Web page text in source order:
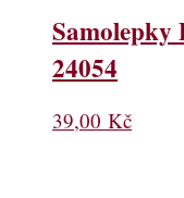
Samolepky
24054
39,00 Kč